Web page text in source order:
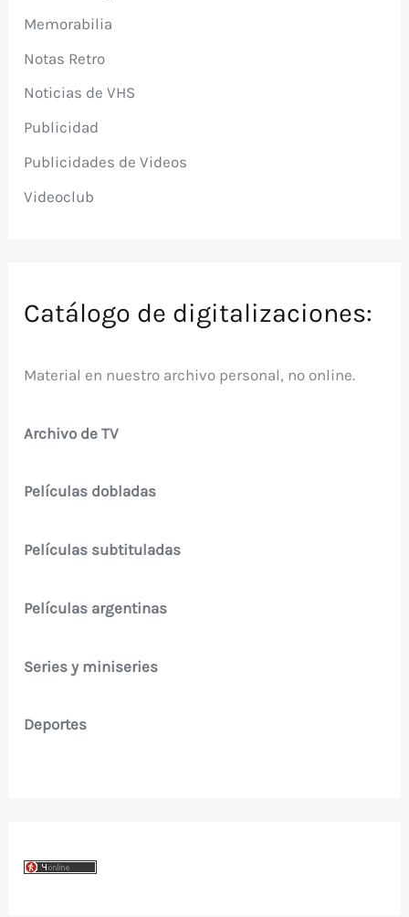
Memorabilia
Notas Retro
Noticias de VHS
Publicidad
Publicidades de Videos
Videoclub
Catálogo de digitalizaciones:
Material en nuestro archivo personal, no online.
Archivo de TV
Películas dobladas
Películas subtituladas
Películas argentinas
Series y miniseries
Deportes